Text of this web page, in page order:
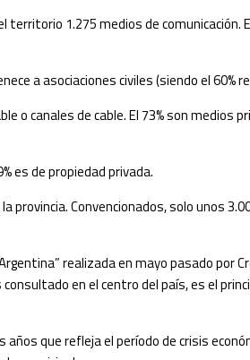
1.275 medios de comunicación.
a asociaciones civiles (siendo el 60%
canales de cable. El 73% son medios
es de propiedad privada.
Convencionados, solo unos
realizada en mayo pasado por
en el centro del país, es el
que refleja el período de crisis